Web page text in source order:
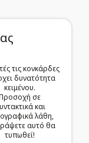
τις κονκάρδες
δυνατότητα
κειμένου.
σε
και
λάθη,
αυτό θα
τυπωθεί!